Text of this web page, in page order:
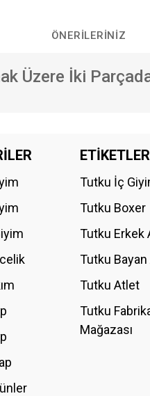
ÖNERILERINIZ
Üzere İki
siz yapın! ETİKETLER
Tutku İç
Tutku Boxer
Tutku Erkek
Tutku
Tutku Atlet
Tutku
Mağazası